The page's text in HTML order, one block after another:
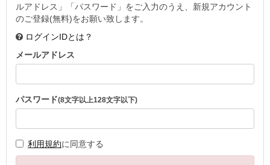
ルアドレス」「パスワード」をご入力のうえ、新規アカウント
のご登録(無料)をお願い致します。
ログインIDとは？
メールアドレス
パスワード(8文字以上128文字以下)
利用規約に同意する